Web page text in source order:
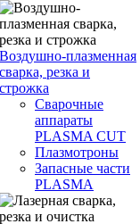
Воздушно-плазменная
сварка, резка и
строжка
Сварочные
аппараты
PLASMA CUT
Плазмотроны
Запасные части
PLASMA